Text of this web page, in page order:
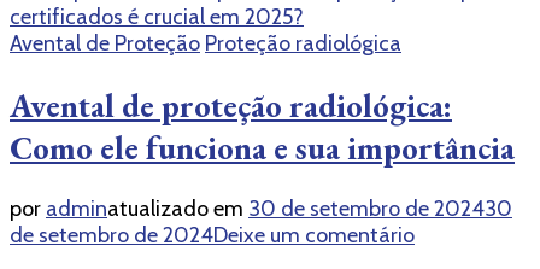
Avental de Proteção Proteção radiológica
Avental de proteção radiológica:
Como ele funciona e sua importância
por adminatualizado em 30 de setembro de 202430
de setembro de 2024Deixe um comentárioem